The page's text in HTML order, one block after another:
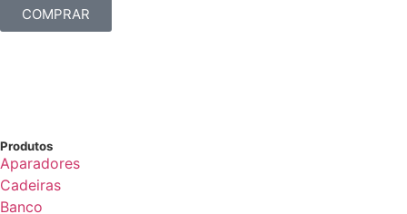
COMPRAR
Produtos
Aparadores
Cadeiras
Banco